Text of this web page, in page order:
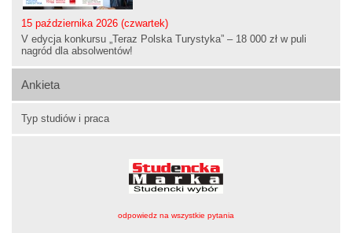
15 października 2026 (czwartek)
V edycja konkursu „Teraz Polska Turystyka” – 18 000 zł w puli
nagród dla absolwentów!
Ankieta
Typ studiów i praca
odpowiedz na wszystkie pytania